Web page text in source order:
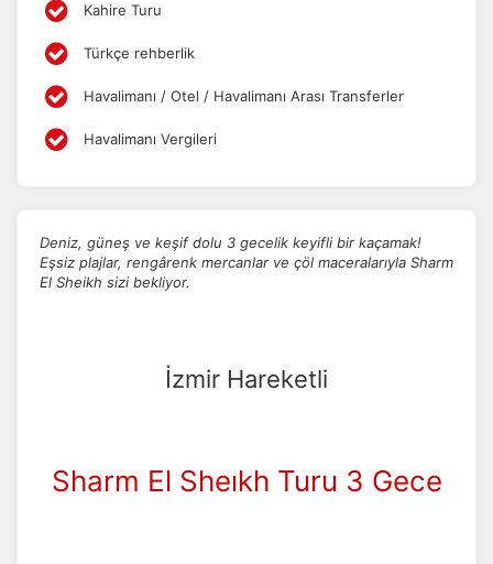
Kahire Turu
Türkçe rehberlik
Havalimanı / Otel / Havalimanı Arası Transferler
Havalimanı Vergileri
Deniz, güneş ve keşif dolu 3 gecelik keyifli bir kaçamak!
Eşsiz plajlar, rengârenk mercanlar ve çöl maceralarıyla Sharm
El Sheikh sizi bekliyor.
İzmir Hareketli
Sharm El Sheıkh Turu 3 Gece